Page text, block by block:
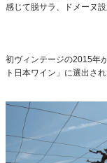
感じて脱サラ、ドメーヌ
初ヴィンテージの2015年
ト日本ワイン」に選出さ